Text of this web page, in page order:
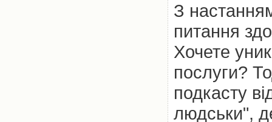
З
питання
Хочете
послуги?
подкасту
людськи",